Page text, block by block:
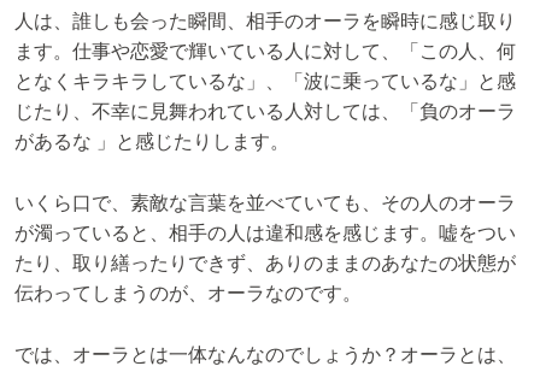
人は、誰しも会った瞬間、相手のオーラを瞬時に感じ取り
ます。仕事や恋愛で輝いている人に対して、「この人、何
となくキラキラしているな」、「波に乗っているな」と感
じたり、不幸に見舞われている人対しては、「負のオーラ
があるな 」と感じたりします。
いくら口で、素敵な言葉を並べていても、その人のオーラ
が濁っていると、相手の人は違和感を感じます。嘘をつい
たり、取り繕ったりできず、ありのままのあなたの状態が
伝わってしまうのが、オーラなのです。
では、オーラとは一体なんなのでしょうか？オーラとは、